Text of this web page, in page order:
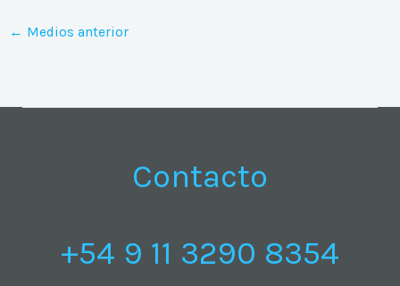
← Medios anterior
Contacto
+54 9 11 3290 8354